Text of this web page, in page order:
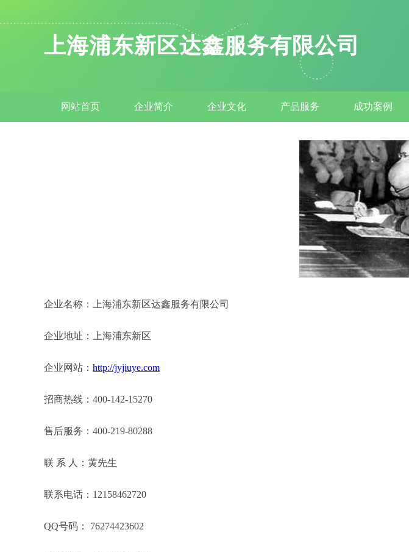
上海浦东新区达鑫服务有限公司
网站首页 企业简介 企业文化 产品服务 成功案例
企业名称：上海浦东新区达鑫服务有限公司
企业地址：上海浦东新区
企业网站： http://jyjiuye.com
招商热线：400-142-15270
售后服务：400-219-80288
联 系 人：黄先生
联系电话：12158462720
QQ号码： 76274423602